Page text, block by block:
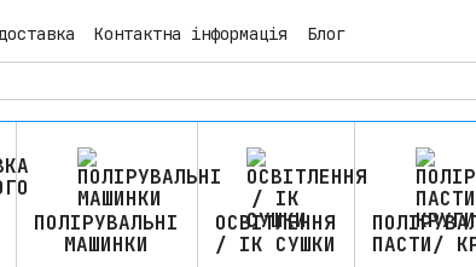
Контактна інформація
Блог
ПОЛІРУВАЛЬНІ
МАШИНКИ
ОСВІТЛЕННЯ
/ ІК СУШКИ
ПАСТИ/